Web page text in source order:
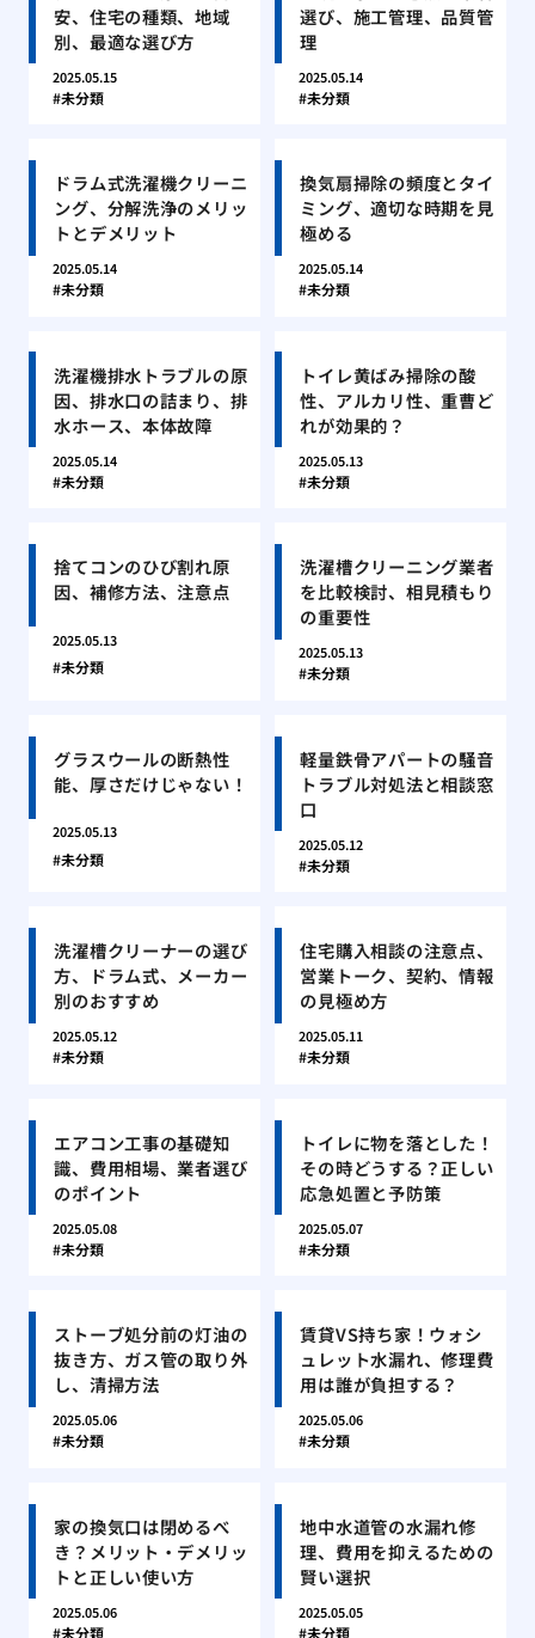
安、住宅の種類、地域
別、最適な選び方
2025.05.15
未分類
選び、施工管理、品質管
理
2025.05.14
未分類
ドラム式洗濯機クリーニ
ング、分解洗浄のメリッ
トとデメリット
2025.05.14
未分類
換気扇掃除の頻度とタイ
ミング、適切な時期を見
極める
2025.05.14
未分類
洗濯機排水トラブルの原
因、排水口の詰まり、排
水ホース、本体故障
2025.05.14
未分類
トイレ黄ばみ掃除の酸
性、アルカリ性、重曹ど
れが効果的？
2025.05.13
未分類
捨てコンのひび割れ原
因、補修方法、注意点
2025.05.13
未分類
洗濯槽クリーニング業者
を比較検討、相見積もり
の重要性
2025.05.13
未分類
グラスウールの断熱性
能、厚さだけじゃない！
2025.05.13
未分類
軽量鉄骨アパートの騒音
トラブル対処法と相談窓
口
2025.05.12
未分類
洗濯槽クリーナーの選び
方、ドラム式、メーカー
別のおすすめ
2025.05.12
未分類
住宅購入相談の注意点、
営業トーク、契約、情報
の見極め方
2025.05.11
未分類
エアコン工事の基礎知
識、費用相場、業者選び
のポイント
2025.05.08
未分類
トイレに物を落とした！
その時どうする？正しい
応急処置と予防策
2025.05.07
未分類
ストーブ処分前の灯油の
抜き方、ガス管の取り外
し、清掃方法
2025.05.06
未分類
賃貸VS持ち家！ウォシ
ュレット水漏れ、修理費
用は誰が負担する？
2025.05.06
未分類
家の換気口は閉めるべ
き？メリット・デメリッ
トと正しい使い方
2025.05.06
未分類
地中水道管の水漏れ修
理、費用を抑えるための
賢い選択
2025.05.05
未分類